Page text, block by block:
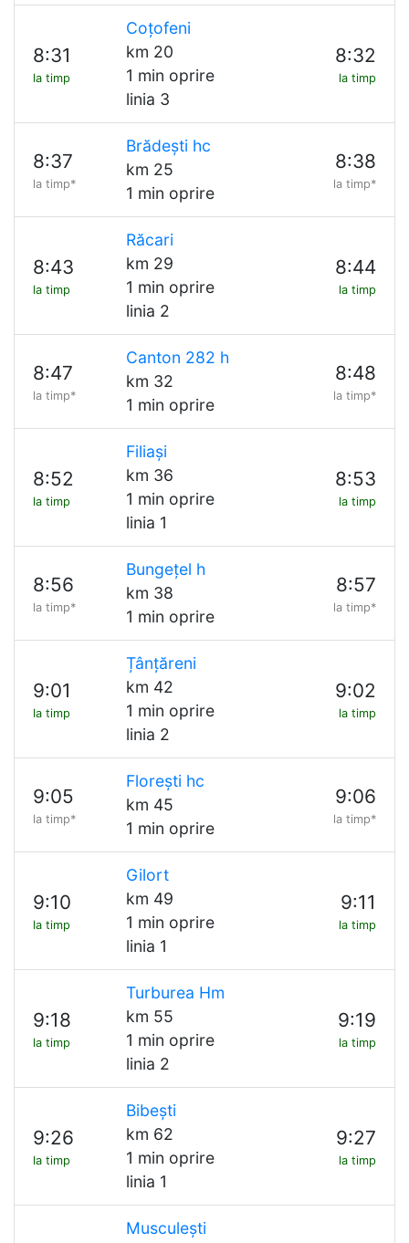
8:31
la timp
Coțofeni
km 20
1 min oprire
linia 3
8:32
la timp
8:37
la timp*
Brădești hc
km 25
1 min oprire
8:38
la timp*
8:43
la timp
Răcari
km 29
1 min oprire
linia 2
8:44
la timp
8:47
la timp*
Canton 282 h
km 32
1 min oprire
8:48
la timp*
8:52
la timp
Filiași
km 36
1 min oprire
linia 1
8:53
la timp
8:56
la timp*
Bungețel h
km 38
1 min oprire
8:57
la timp*
9:01
la timp
Țânțăreni
km 42
1 min oprire
linia 2
9:02
la timp
9:05
la timp*
Florești hc
km 45
1 min oprire
9:06
la timp*
9:10
la timp
Gilort
km 49
1 min oprire
linia 1
9:11
la timp
9:18
la timp
Turburea Hm
km 55
1 min oprire
linia 2
9:19
la timp
9:26
la timp
Bibești
km 62
1 min oprire
linia 1
9:27
la timp
Musculești